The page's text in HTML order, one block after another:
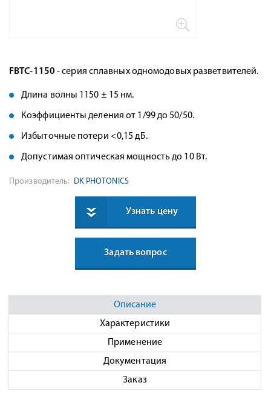
FBTC-1150 - серия сплавных одномодовых разветвителей.
Длина волны 1150 ± 15 нм.
Коэффициенты деления от 1/99 до 50/50.
Избыточные потери <0,15 дБ.
Допустимая оптическая мощность до 10 Вт.
Производитель: DK PHOTONICS
Узнать цену
Задать вопрос
Описание
Характеристики
Применение
Документация
Заказ